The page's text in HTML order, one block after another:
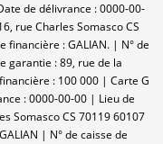
de délivrance : 0000-00-
rue Charles Somasco CS
financière : GALIAN. | N° de
garantie : 89, rue de la
: 100 000 | Carte G
: 0000-00-00 | Lieu de
Somasco CS 70119 60107
| N° de caisse de